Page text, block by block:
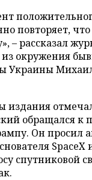
повторяет,
– рассказал
окружения
Украины
издания
обращался к
Он просил
SpaceX
спутниковой